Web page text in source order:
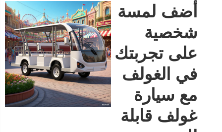
أضف لمسة
شخصية
على تجربتك
في الغولف
مع سيارة
غولف قابلة